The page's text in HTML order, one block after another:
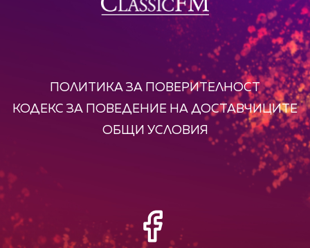
ПОЛИТИКА ЗА ПОВЕРИТЕЛНОСТ
КОДЕКС ЗА ПОВЕДЕНИЕ НА ДОСТАВЧИЦИТЕ
ОБЩИ УСЛОВИЯ